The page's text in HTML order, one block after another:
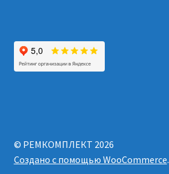
© РЕМКОМПЛЕКТ 2026
Создано с помощью WooCommerce.